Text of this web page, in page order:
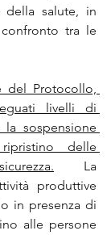
salute, in
tra le
del Protocollo,
livelli di
la sospensione
delle
La
produttive
in presenza di
alle persone